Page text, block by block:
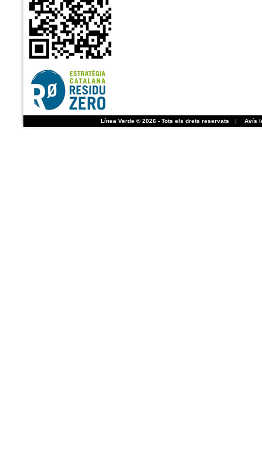
Línea Verde ® 2026 - Tots els drets reservats | Avís